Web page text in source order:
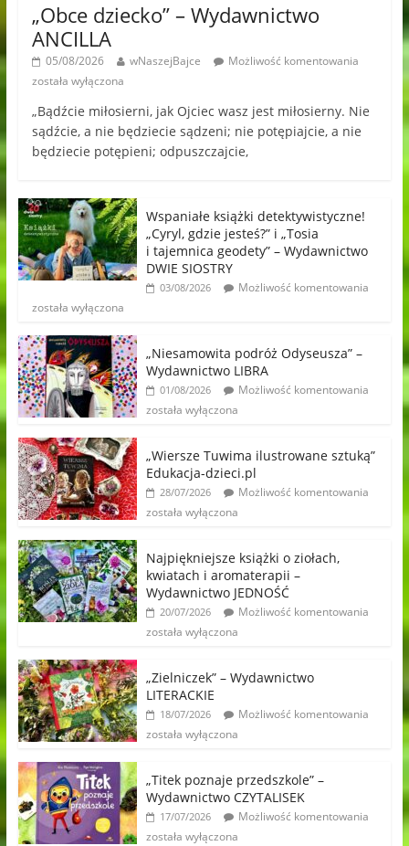
„Obce dziecko” – Wydawnictwo
ANCILLA
05/08/2026 wNaszejBajce
Możliwość komentowania
została wyłączona
„Bądźcie miłosierni, jak Ojciec wasz jest miłosierny. Nie
sądźcie, a nie będziecie sądzeni; nie potępiajcie, a nie
będziecie potępieni; odpuszczajcie,
Wspaniałe książki detektywistyczne!
„Cyryl, gdzie jesteś?” i „Tosia
i tajemnica geodety” – Wydawnictwo
DWIE SIOSTRY
03/08/2026
Możliwość komentowania
została wyłączona
„Niesamowita podróż Odyseusza” –
Wydawnictwo LIBRA
01/08/2026
Możliwość komentowania
została wyłączona
„Wiersze Tuwima ilustrowane sztuką”
Edukacja-dzieci.pl
28/07/2026
Możliwość komentowania
została wyłączona
Najpiękniejsze książki o ziołach,
kwiatach i aromaterapii –
Wydawnictwo JEDNOŚĆ
20/07/2026
Możliwość komentowania
została wyłączona
„Zielniczek” – Wydawnictwo
LITERACKIE
18/07/2026
Możliwość komentowania
została wyłączona
„Titek poznaje przedszkole” –
Wydawnictwo CZYTALISEK
17/07/2026
Możliwość komentowania
została wyłączona